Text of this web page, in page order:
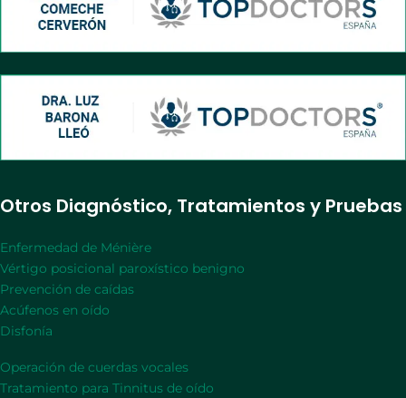
Otros Diagnóstico, Tratamientos y Pruebas
Enfermedad de Ménière
Vértigo posicional paroxístico benigno
Prevención de caídas
Acúfenos en oído
Disfonía
Operación de cuerdas vocales
Tratamiento para Tinnitus de oído